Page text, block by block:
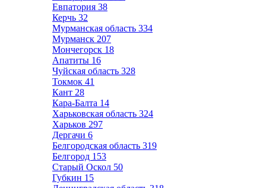
Евпатория 38
Керчь 32
Мурманская область 334
Мурманск 207
Мончегорск 18
Апатиты 16
Чуйская область 328
Токмок 41
Кант 28
Кара-Балта 14
Харьковская область 324
Харьков 297
Дергачи 6
Белгородская область 319
Белгород 153
Старый Оскол 50
Губкин 15